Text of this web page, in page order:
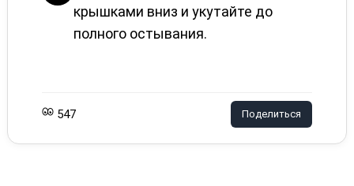
крышками вниз и укутайте до
полного остывания.
547 Поделиться